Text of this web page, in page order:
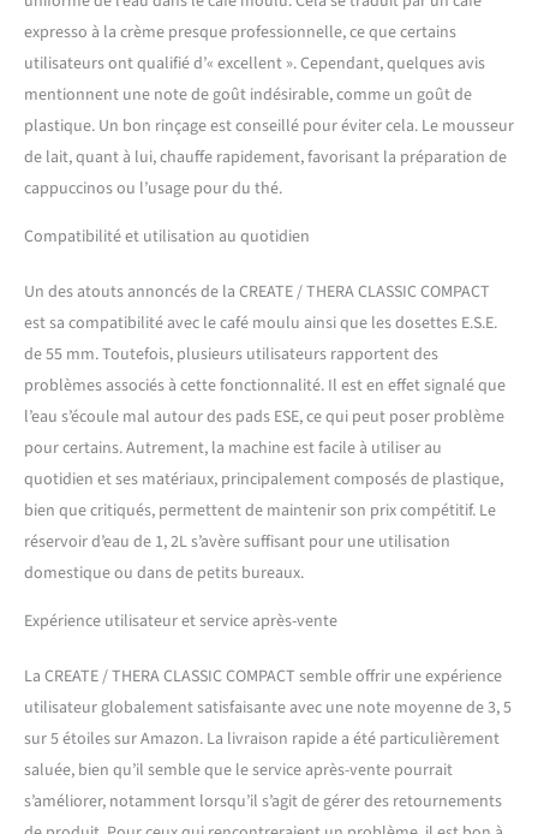
température de l'eau
utilisée. Il est recommandé
d'utiliser de l'eau froide
pour un meilleur résultat.
|CAFÉ SIGNATURE|
Préparez des cafés signature
: Espresso, macchiato,
cappuccino, frappé… et
café que vous préférez et, si
de la mousse de lait grâce à
sa buse vapeur orientable.
|FACILE À NETTOYER|
Avec un bac d'égouttage
amovible.
expresso à la crème presque professionnelle, ce que certains
utilisateurs ont qualifié d’« excellent ». Cependant, quelques avis
mentionnent une note de goût indésirable, comme un goût de
plastique. Un bon rinçage est conseillé pour éviter cela. Le mousseur
de lait, quant à lui, chauffe rapidement, favorisant la préparation de
cappuccinos ou l’usage pour du thé.
Compatibilité et utilisation au quotidien
Un des atouts annoncés de la CREATE / THERA CLASSIC COMPACT
est sa compatibilité avec le café moulu ainsi que les dosettes E.S.E.
de 55 mm. Toutefois, plusieurs utilisateurs rapportent des
problèmes associés à cette fonctionnalité. Il est en effet signalé que
l’eau s’écoule mal autour des pads ESE, ce qui peut poser problème
pour certains. Autrement, la machine est facile à utiliser au
quotidien et ses matériaux, principalement composés de plastique,
bien que critiqués, permettent de maintenir son prix compétitif. Le
réservoir d’eau de 1, 2L s’avère suffisant pour une utilisation
domestique ou dans de petits bureaux.
Expérience utilisateur et service après-vente
La CREATE / THERA CLASSIC COMPACT semble offrir une expérience
utilisateur globalement satisfaisante avec une note moyenne de 3, 5
sur 5 étoiles sur Amazon. La livraison rapide a été particulièrement
saluée, bien qu’il semble que le service après-vente pourrait
s’améliorer, notamment lorsqu’il s’agit de gérer des retournements